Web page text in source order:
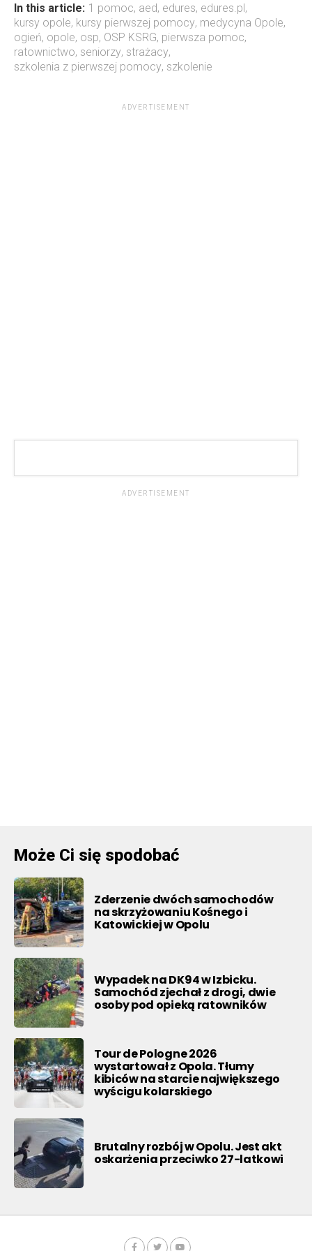
In this article: 1 pomoc, aed, edures, edures.pl ,
kursy opole, kursy pierwszej pomocy, medycyna Opole,
ogień, opole, osp, OSP KSRG, pierwsza pomoc,
ratownictwo, seniorzy, strażacy,
szkolenia z pierwszej pomocy, szkolenie
ADVERTISEMENT
ADVERTISEMENT
Może Ci się spodobać
Zderzenie dwóch samochodów
na skrzyżowaniu Kośnego i
Katowickiej w Opolu
Wypadek na DK94 w Izbicku.
Samochód zjechał z drogi, dwie
osoby pod opieką ratowników
Tour de Pologne 2026
wystartował z Opola. Tłumy
kibiców na starcie największego
wyścigu kolarskiego
Brutalny rozbój w Opolu. Jest akt
oskarżenia przeciwko 27-latkowi